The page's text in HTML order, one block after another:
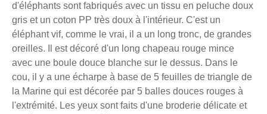
d'éléphants sont fabriqués avec un tissu en peluche doux
gris et un coton PP très doux à l'intérieur. C'est un
éléphant vif, comme le vrai, il a un long tronc, de grandes
oreilles. Il est décoré d'un long chapeau rouge mince
avec une boule douce blanche sur le dessus. Dans le
cou, il y a une écharpe à base de 5 feuilles de triangle de
la Marine qui est décorée par 5 balles douces rouges à
l'extrémité. Les yeux sont faits d'une broderie délicate et